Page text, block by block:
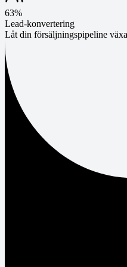
63%
Lead-konvertering
Låt din försäljningspipeline växa